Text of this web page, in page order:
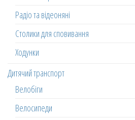
Радіо та відеоняні
Столики для сповивання
Ходунки
Дитячий транспорт
Велобіги
Велосипеди